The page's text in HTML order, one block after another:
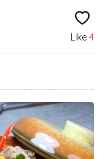
Like 4